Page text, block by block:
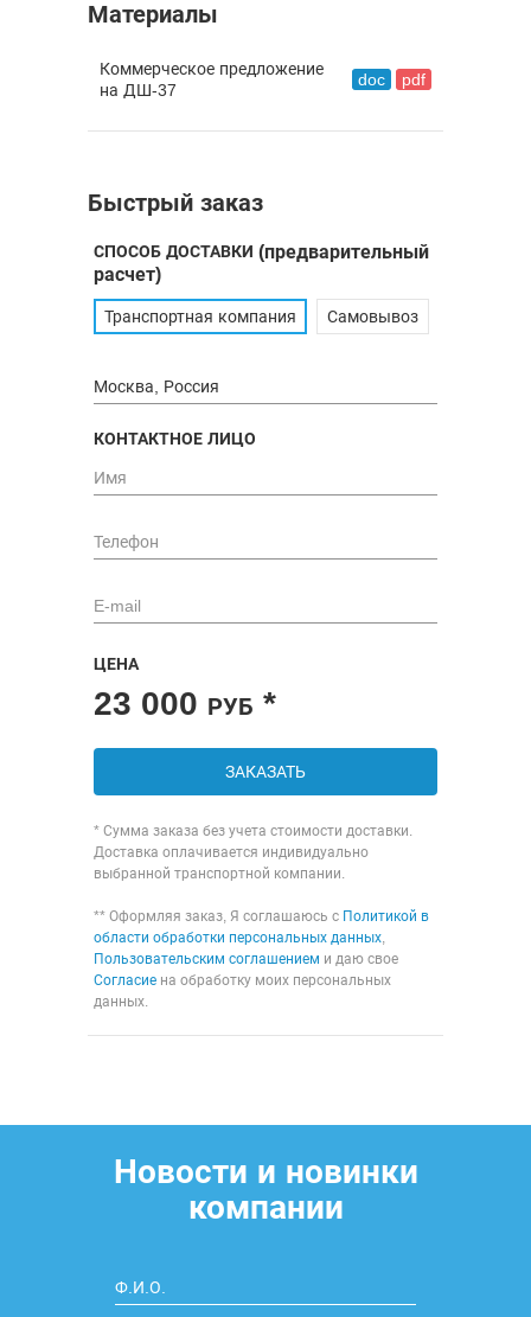
Материалы
Коммерческое предложение
на ДШ-37
doc pdf
Быстрый заказ
СПОСОБ ДОСТАВКИ (предварительный
расчет)
Транспортная компания Самовывоз
КОНТАКТНОЕ ЛИЦО
ЦЕНА
23 000 РУБ *
ЗАКАЗАТЬ
* Сумма заказа без учета стоимости доставки.
Доставка оплачивается индивидуально
выбранной транспортной компании.
** Оформляя заказ, Я соглашаюсь с Политикой в
области обработки персональных данных
Пользовательским соглашением и даю свое
Согласие на обработку моих персональных
данных.
Новости и новинки
компании